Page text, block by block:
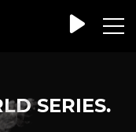
SERIES.